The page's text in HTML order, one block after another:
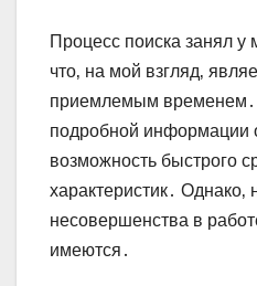
Процесс поиска занял у
что‚ на мой взгляд‚
приемлемым
подробной информации
возможность быстрого
характеристик․ Однако‚
несовершенства в
имеются․